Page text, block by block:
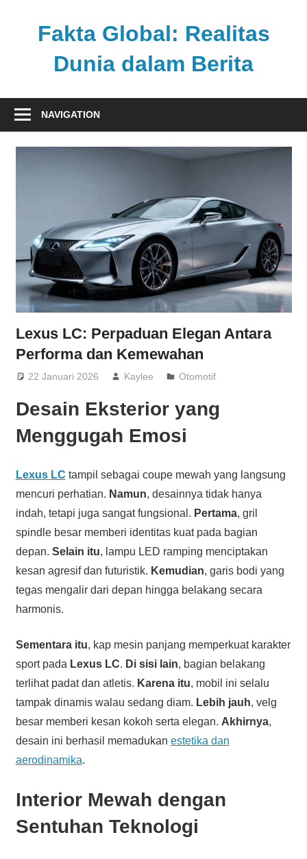
Fakta Global: Realitas
Dunia dalam Berita
kabar
dari
NAVIGATION
Lexus LC: Perpaduan Elegan Antara
Performa dan Kemewahan
22 Januari 2026 Kaylee Otomotif
Desain Eksterior yang
Menggugah Emosi
Lexus LC tampil sebagai coupe mewah yang langsung
mencuri perhatian. Namun, desainnya tidak hanya
indah, tetapi juga sangat fungsional. Pertama, gril
spindle besar memberi identitas kuat pada bagian
depan. Selain itu, lampu LED ramping menciptakan
kesan agresif dan futuristik. Kemudian, garis bodi yang
tegas mengalir dari depan hingga belakang secara
harmonis.
Sementara itu, kap mesin panjang memperkuat karakter
sport pada Lexus LC. Di sisi lain, bagian belakang
terlihat padat dan atletis. Karena itu, mobil ini selalu
tampak dinamis walau sedang diam. Lebih jauh, velg
besar memberi kesan kokoh serta elegan. Akhirnya,
desain ini berhasil memadukan estetika dan
aerodinamika.
Interior Mewah dengan
Sentuhan Teknologi